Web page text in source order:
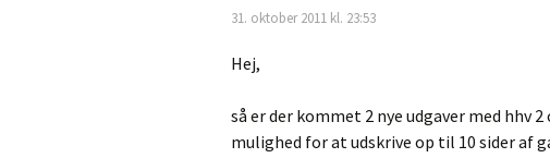
31. oktober 2011 kl. 23:53
Hej,
så er der kommet 2 nye udgaver med hhv
mulighed for at udskrive op til 10 sider af